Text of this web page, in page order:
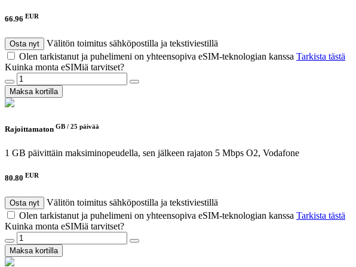
66.96 EUR
Osta nyt
Välitön toimitus sähköpostilla ja tekstiviestillä
Olen tarkistanut ja puhelimeni on yhteensopiva eSIM-teknologian kanssa Tarkista tästä
Kuinka monta eSIMiä tarvitset?
Maksa kortilla
Rajoittamaton GB / 25 päivää
1 GB päivittäin maksiminopeudella, sen jälkeen rajaton 5 Mbps O2, Vodafone
80.80 EUR
Osta nyt
Välitön toimitus sähköpostilla ja tekstiviestillä
Olen tarkistanut ja puhelimeni on yhteensopiva eSIM-teknologian kanssa Tarkista tästä
Kuinka monta eSIMiä tarvitset?
Maksa kortilla